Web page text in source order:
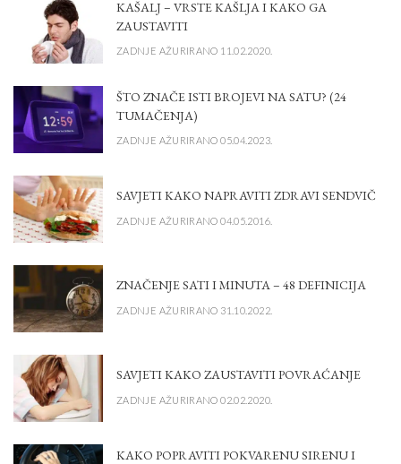
KAŠALJ – VRSTE KAŠLJA I KAKO GA
ZAUSTAVITI
ZADNJE AŽURIRANO 11.02.2020.
ŠTO ZNAČE ISTI BROJEVI NA SATU? (24
TUMAČENJA)
ZADNJE AŽURIRANO 05.04.2023.
SAVJETI KAKO NAPRAVITI ZDRAVI SENDVIČ
ZADNJE AŽURIRANO 04.05.2016.
ZNAČENJE SATI I MINUTA – 48 DEFINICIJA
ZADNJE AŽURIRANO 31.10.2022.
SAVJETI KAKO ZAUSTAVITI POVRAĆANJE
ZADNJE AŽURIRANO 02.02.2020.
KAKO POPRAVITI POKVARENU SIRENU I